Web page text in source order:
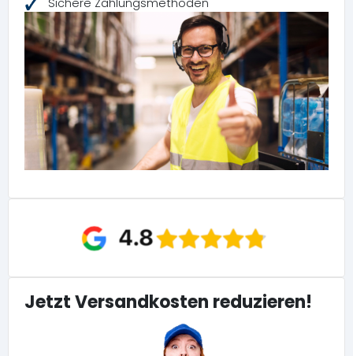
Jetzt Versandkosten reduzieren!